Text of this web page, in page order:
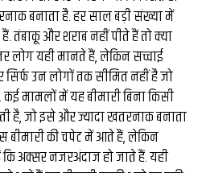
बनाता है. हर साल बड़ी संख्या में
तंबाकू और शराब नहीं पीते हैं तो क्या
लोग यही मानते हैं, लेकिन सच्चाई
उन लोगों तक सीमित नहीं है जो
मामलों में यह बीमारी बिना किसी
है, जो इसे और ज्यादा खतरनाक बनाता
बीमारी की चपेट में आते हैं, लेकिन
अक्सर नजरअंदाज हो जाते हैं. यही